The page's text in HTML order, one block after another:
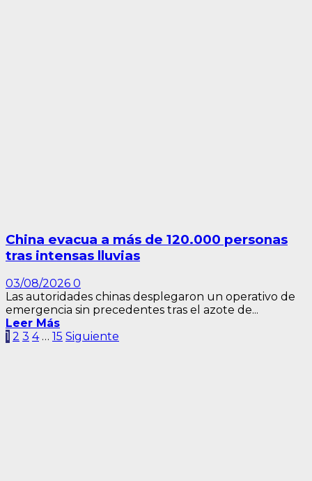
China evacua a más de 120.000 personas
tras intensas lluvias
03/08/2026 0
Las autoridades chinas desplegaron un operativo de
emergencia sin precedentes tras el azote de...
Leer Más
Paginación
1 2 3 4 … 15 Siguiente